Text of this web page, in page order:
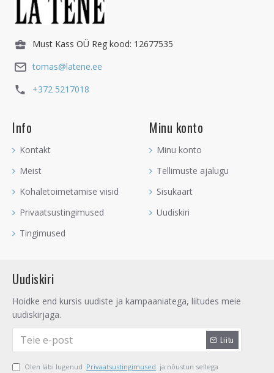
Must Kass OÜ Reg kood: 12677535
tomas@latene.ee
+372 5217018
Info
Kontakt
Meist
Kohaletoimetamise viisid
Privaatsustingimused
Tingimused
Minu konto
Minu konto
Tellimuste ajalugu
Sisukaart
Uudiskiri
Uudiskiri
Hoidke end kursis uudiste ja kampaaniatega, liitudes meie
uudiskirjaga.
Liitu
Olen läbi lugenud Privaatsustingimused ja nõustun sellega